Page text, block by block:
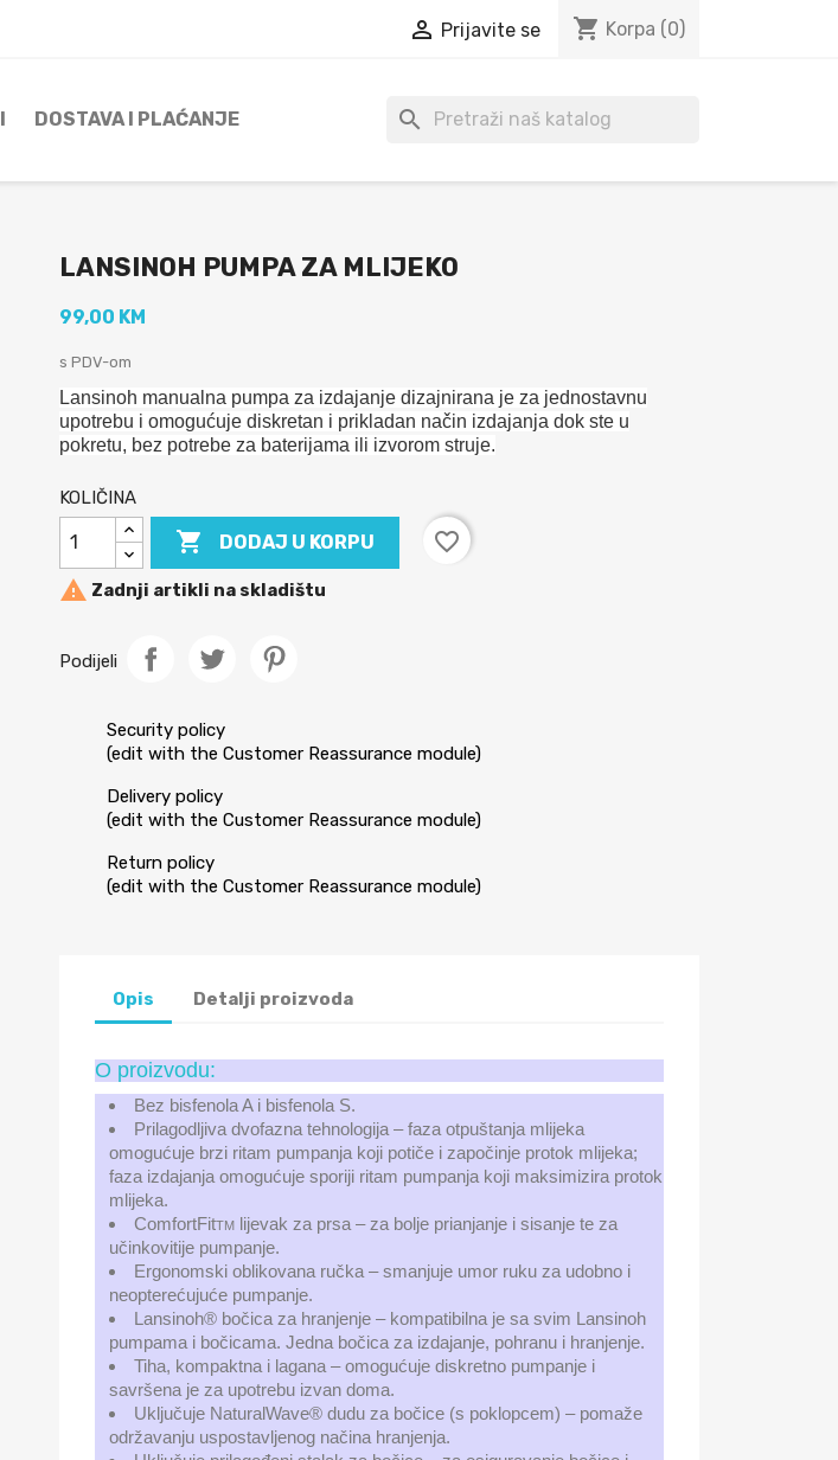
 Prijavite se shopping_cart Korpa (0)
DOSTAVA I PLAĆANJE search
LANSINOH PUMPA ZA MLIJEKO
99,00 KM
s PDV-om
Lansinoh manualna pumpa za izdajanje dizajnirana je za jednostavnu
upotrebu i omogućuje diskretan i prikladan način izdajanja dok ste u
pokretu, bez potrebe za baterijama ili izvorom struje.
KOLIČINA
 DODAJ U KORPU
favorite_border
 Zadnji artikli na skladištu
Podijeli
Security policy
(edit with the Customer Reassurance module)
Delivery policy
(edit with the Customer Reassurance module)
Return policy
(edit with the Customer Reassurance module)
Opis Detalji proizvoda
O proizvodu:
Bez bisfenola A i bisfenola S.
Prilagodljiva dvofazna tehnologija – faza otpuštanja mlijeka
omogućuje brzi ritam pumpanja koji potiče i započinje protok mlijeka;
faza izdajanja omogućuje sporiji ritam pumpanja koji maksimizira protok
mlijeka.
ComfortFitTM lijevak za prsa – za bolje prianjanje i sisanje te za
učinkovitije pumpanje.
Ergonomski oblikovana ručka – smanjuje umor ruku za udobno i
neopterećujuće pumpanje.
Lansinoh® bočica za hranjenje – kompatibilna je sa svim Lansinoh
pumpama i bočicama. Jedna bočica za izdajanje, pohranu i hranjenje.
Tiha, kompaktna i lagana – omogućuje diskretno pumpanje i
savršena je za upotrebu izvan doma.
Uključuje NaturalWave® dudu za bočice (s poklopcem) – pomaže
održavanju uspostavljenog načina hranjenja.